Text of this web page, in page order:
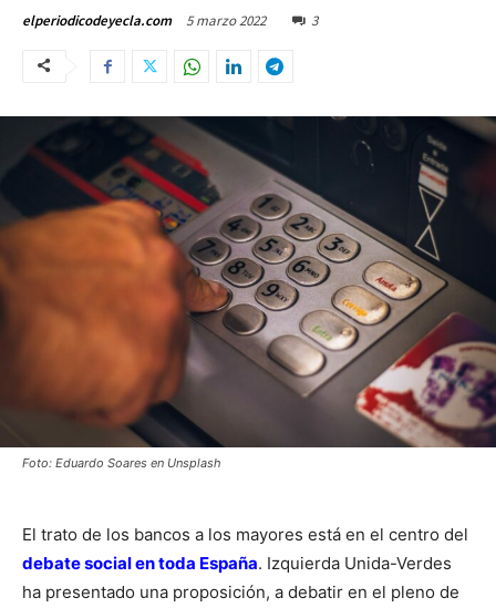
elperiodicodeyecla.com 5 marzo 2022 3
Foto: Eduardo Soares en Unsplash
El trato de los bancos a los mayores está en el centro del
debate social en toda España. Izquierda Unida-Verdes
ha presentado una proposición, a debatir en el pleno de